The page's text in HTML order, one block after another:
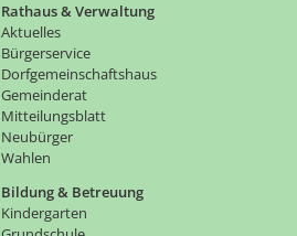
Rathaus & Verwaltung
Aktuelles
Bürgerservice
Dorfgemeinschaftshaus
Gemeinderat
Mitteilungsblatt
Neubürger
Wahlen
Bildung & Betreuung
Kindergarten